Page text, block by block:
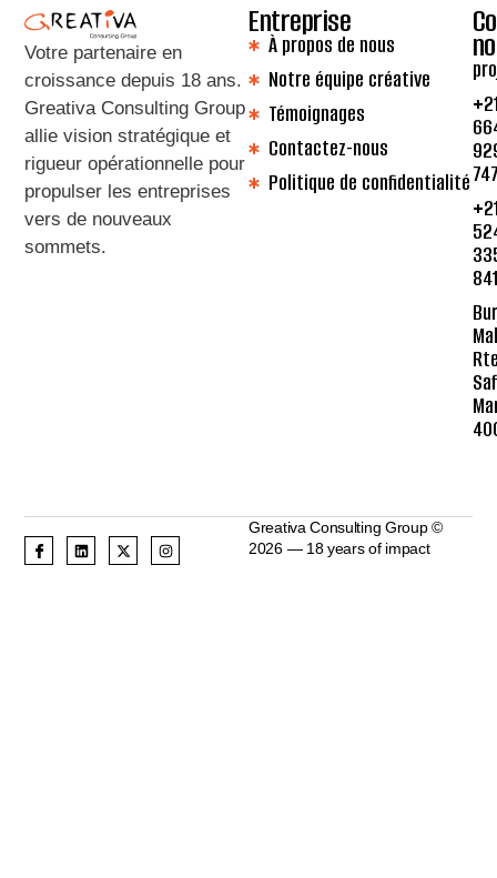
Votre partenaire en
croissance depuis 18 ans.
Greativa Consulting Group
allie vision stratégique et
rigueur opérationnelle pour
propulser les entreprises
vers de nouveaux
sommets.
Entreprise
À propos de nous
Notre équipe créative
Témoignages
Contactez-nous
Politique de confidentialité
841
Greativa Consulting Group ©
2026 — 18 years of impact